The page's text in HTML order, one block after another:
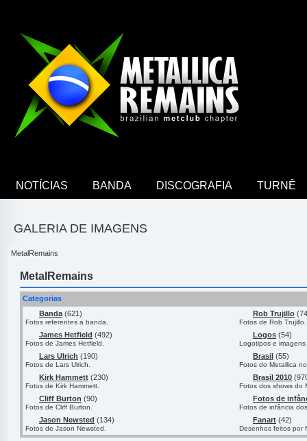
NOTÍCIAS BANDA DISCOGRAFIA TURNÊ
GALERIA DE IMAGENS
MetalRemains
MetalRemains
Categorias
Banda (621)
Fotos referentes a banda.
James Hetfield (492)
Fotos de James Hetfield.
Lars Ulrich (190)
Fotos de Lars Ulrich.
Kirk Hammett (230)
Fotos de Kirk Hammett.
Cliff Burton (90)
Fotos de Cliff Burton.
Jason Newsted (134)
Fotos de Jason Newsted.
Rob Trujillo
Fotos de Rob Trujillo.
Logos (54)
Logotipos e
Brasil (55)
Fotos do Metallica
Brasil 2010
Fotos dos shows do
Fotos de
Fotos de infância
Fanart (42)
Desenhos feitos por